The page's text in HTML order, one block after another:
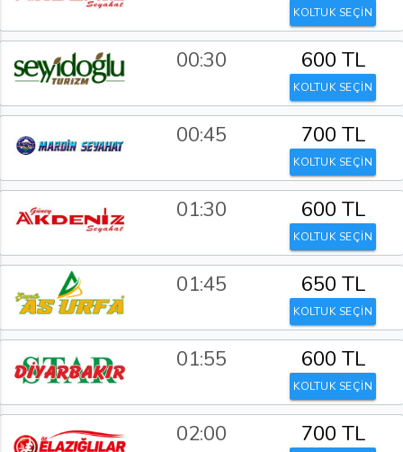
KOLTUK SEÇİN
00:30 600 TL
KOLTUK SEÇİN
00:45 700 TL
KOLTUK SEÇİN
01:30 600 TL
KOLTUK SEÇİN
01:45 650 TL
KOLTUK SEÇİN
01:55 600 TL
KOLTUK SEÇİN
02:00 700 TL